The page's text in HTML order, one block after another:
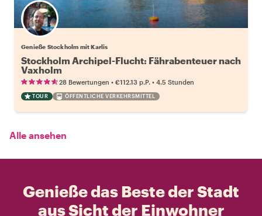
Genieße Stockholm mit Karlis
Stockholm Archipel-Flucht: Fährabenteuer nach
Vaxholm
28 Bewertungen • €112.13 p.P. • 4.5 Stunden
TOUR ÖFFENTLICHE VERKEHRSMITTEL
Alle ansehen
Genieße das Beste der Stadt
aus Sicht der Einwohner